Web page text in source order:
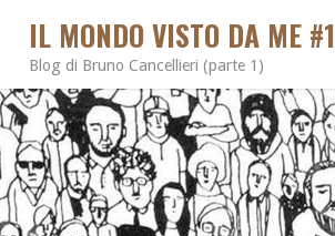
IL MONDO VISTO DA ME #1
Blog di Bruno Cancellieri (parte 1)